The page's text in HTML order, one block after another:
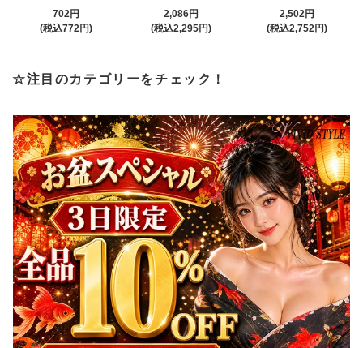
702円
(税込772円)
2,086円
(税込2,295円)
2,502円
(税込2,752円)
☆注目のカテゴリーをチェック！